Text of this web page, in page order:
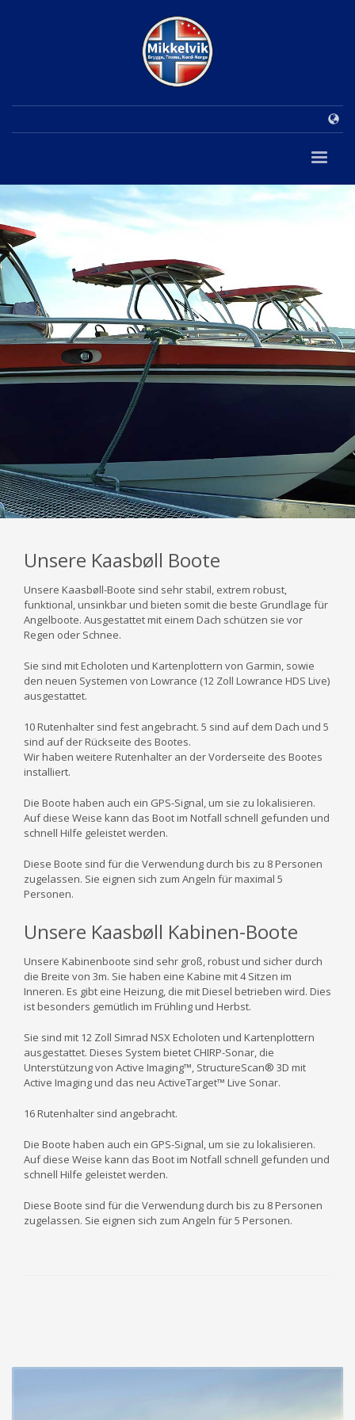
Unsere Kaasbøll Boote
Unsere Kaasbøll-Boote sind sehr stabil, extrem robust,
funktional, unsinkbar und bieten somit die beste Grundlage für
Angelboote. Ausgestattet mit einem Dach schützen sie vor
Regen oder Schnee.
Sie sind mit Echoloten und Kartenplottern von Garmin, sowie
den neuen Systemen von Lowrance (12 Zoll Lowrance HDS Live)
ausgestattet.
10 Rutenhalter sind fest angebracht. 5 sind auf dem Dach und 5
sind auf der Rückseite des Bootes.
Wir haben weitere Rutenhalter an der Vorderseite des Bootes
installiert.
Die Boote haben auch ein GPS-Signal, um sie zu lokalisieren.
Auf diese Weise kann das Boot im Notfall schnell gefunden und
schnell Hilfe geleistet werden.
Diese Boote sind für die Verwendung durch bis zu 8 Personen
zugelassen. Sie eignen sich zum Angeln für maximal 5
Personen.
Unsere Kaasbøll Kabinen-Boote
Unsere Kabinenboote sind sehr groß, robust und sicher durch
die Breite von 3m. Sie haben eine Kabine mit 4 Sitzen im
Inneren. Es gibt eine Heizung, die mit Diesel betrieben wird. Dies
ist besonders gemütlich im Frühling und Herbst.
Sie sind mit 12 Zoll Simrad NSX Echoloten und Kartenplottern
ausgestattet. Dieses System bietet CHIRP-Sonar, die
Unterstützung von Active Imaging™, StructureScan® 3D mit
Active Imaging und das neu ActiveTarget™ Live Sonar.
16 Rutenhalter sind angebracht.
Die Boote haben auch ein GPS-Signal, um sie zu lokalisieren.
Auf diese Weise kann das Boot im Notfall schnell gefunden und
schnell Hilfe geleistet werden.
Diese Boote sind für die Verwendung durch bis zu 8 Personen
zugelassen. Sie eignen sich zum Angeln für 5 Personen.